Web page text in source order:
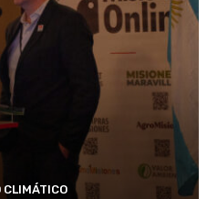
CLIMÁTICO